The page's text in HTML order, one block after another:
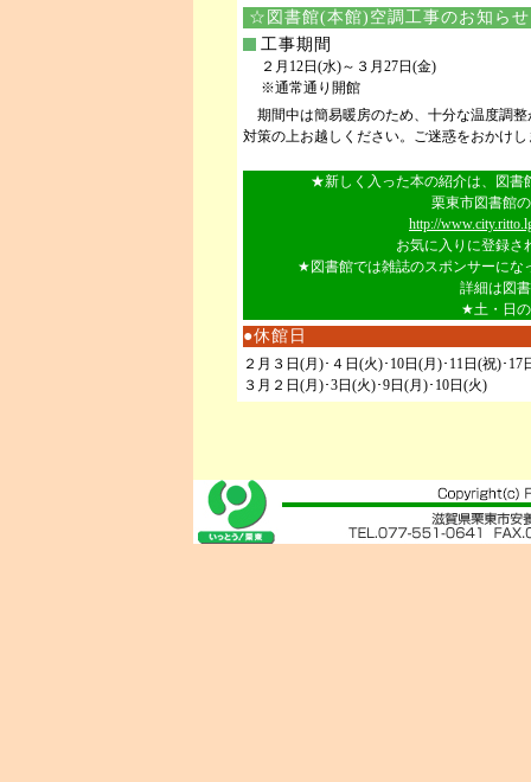
☆図書館(本館)空調工事のお知らせ
工事期間
２月12日(水)～３月27日(金)
※通常通り開館
期間中は簡易暖房のため、十分な温度調
対策の上お越しください。ご迷惑をおかけ
★新しく入った本の紹介は、図書
栗東市図書館
http://
お気に入りに登録さ
★図書館では雑誌のスポンサーにな
詳細は図
★土・日
●休館日
２月３日(月)･４日(火)･10日(月)･11日(祝)･
３月２日(月)･3日(火)･9日(月)･10日(火)